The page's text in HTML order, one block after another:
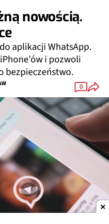
nowością.
aplikacji WhatsApp.
i pozwoli
bezpieczeństwo.
0